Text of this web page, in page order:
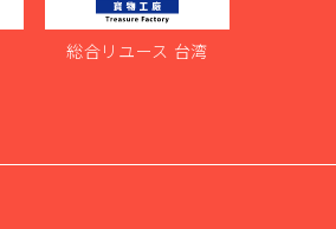
総合リユース 台湾